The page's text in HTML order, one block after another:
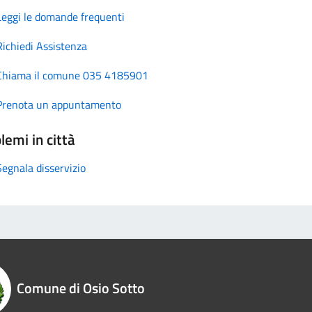
le domande frequenti
Assistenza
il comune 035 4185901
un appuntamento
in città
disservizio
Comune di Osio Sotto